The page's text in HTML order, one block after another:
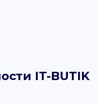
IT-BUTIK